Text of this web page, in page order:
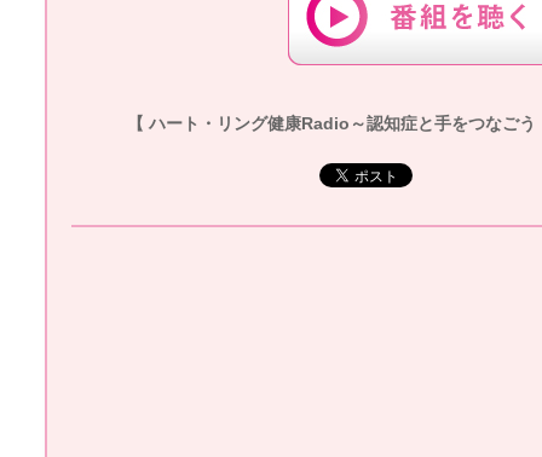
【 ハート・リング健康Radio～認知症と手をつなご